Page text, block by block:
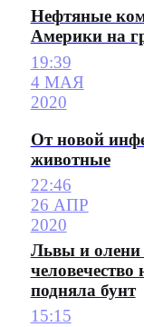
Нефтяные
Америки на
19:39
4 МАЯ
2020
От новой
животные
22:46
26 АПР
2020
Львы и олени
подняла бунт
15:15